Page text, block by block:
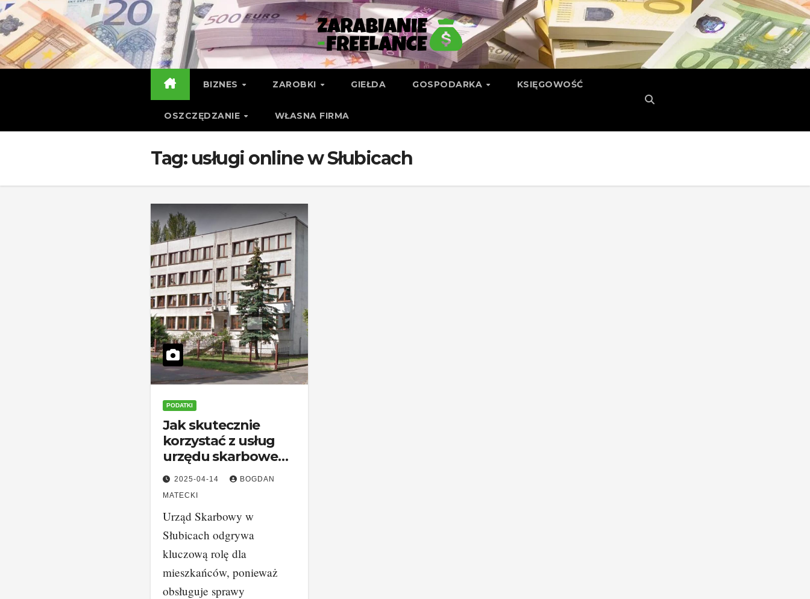
Skip
to
content
BIZNES ZAROBKI GIEŁDA GOSPODARKA KSIĘGOWOŚĆ
OSZCZĘDZANIE WŁASNA FIRMA
Tag: usługi online w Słubicach
PODATKI
Jak skutecznie
korzystać z usług
urzędu skarbowego
w Słubicach?
2025-04-14
BOGDAN
MATECKI
Urząd Skarbowy w
Słubicach odgrywa
kluczową rolę dla
mieszkańców, ponieważ
obsługuje sprawy